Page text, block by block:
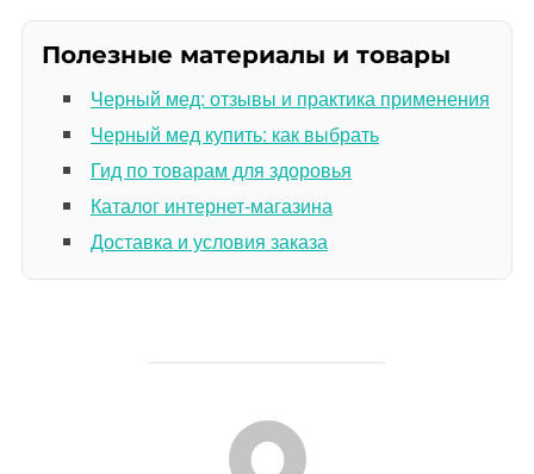
Полезные материалы и товары
Черный мед: отзывы и практика применения
Черный мед купить: как выбрать
Гид по товарам для здоровья
Каталог интернет-магазина
Доставка и условия заказа
АВТОР ЗАПИСИ